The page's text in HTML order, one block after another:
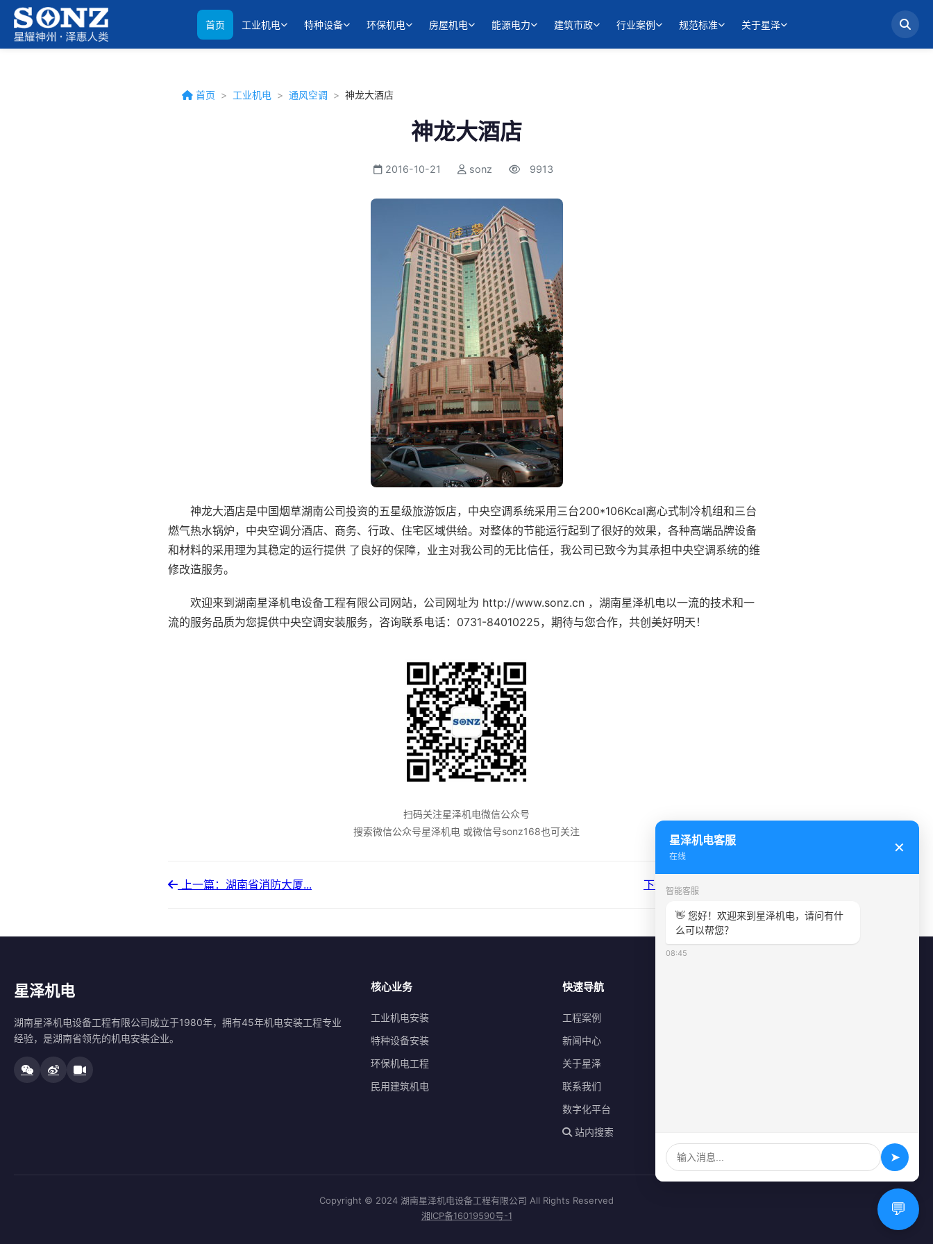
首页 工业机电 特种设备 环保机电 房屋机电 能源电力 建筑市政 行业案例 规范标准 关于星泽
首页 > 工业机电 > 通风空调 > 神龙大酒店
神龙大酒店
2016-10-21 sonz 9913
神龙大酒店是中国烟草湖南公司投资的五星级旅游饭店，中央空调系统采用三台200*106Kcal离心式制冷机组和三台
燃气热水锅炉，中央空调分酒店、商务、行政、住宅区域供给。对整体的节能运行起到了很好的效果，各种高端品牌设备
和材料的采用理为其稳定的运行提供 了良好的保障，业主对我公司的无比信任，我公司已致今为其承担中央空调系统的维
修改造服务。
欢迎来到湖南星泽机电设备工程有限公司网站，公司网址为 http://www.sonz.cn ，湖南星泽机电以一流的技术和一
流的服务品质为您提供中央空调安装服务，咨询联系电话：0731-84010225，期待与您合作，共创美好明天！
扫码关注星泽机电微信公众号
搜索微信公众号星泽机电 或微信号sonz168也可关注
上一篇：湖南省消防大厦... 下一篇：广圣大酒店...
星泽机电
湖南星泽机电设备工程有限公司成立于1980年，拥有45年机电安装工程专业
经验，是湖南省领先的机电安装企业。
核心业务
工业机电安装
特种设备安装
环保机电工程
民用建筑机电
快速导航
工程案例
新闻中心
关于星泽
联系我们
数字化平台
站内搜索
Copyright © 2024 湖南星泽机电设备工程有限公司 All Rights Reserved
湘ICP备16019590号-1
💬
星泽机电客服
在线
✕
智能客服
👋 您好！欢迎来到星泽机电，请问有什
么可以帮您？
08:45
➤